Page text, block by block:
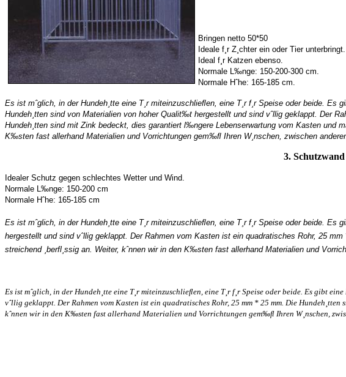
Bringen netto 50*50
Ideale f¸r Z¸chter ein oder Tier unterbringt.
Ideal f¸r Katzen ebenso.
Normale L‰nge: 150-200-300 cm.
Normale Hˆhe: 165-185 cm.
Es ist mˆglich, in der Hundeh¸tte eine T¸r miteinzuschlieﬂen, eine T¸r f¸r Speise oder beide.
Hundeh¸tten sind von Materialien von hoher Qualit‰t hergestellt und sind vˆllig geklappt. Der
Hundeh¸tten sind mit Zink bedeckt, dies garantiert l‰ngere Lebenserwartung vom Kasten und
K‰sten fast allerhand Materialien und Vorrichtungen gem‰ﬂ Ihren W¸nschen, zwischen
3. Schutzwand
Idealer Schutz gegen schlechtes Wetter und Wind.
Normale L‰nge: 150-200 cm
Normale Hˆhe: 165-185 cm
Es ist mˆglich, in der Hundeh¸tte eine T¸r miteinzuschlieﬂen, eine T¸r f¸r Speise oder beide.
hergestellt und sind vˆllig geklappt. Der Rahmen vom Kasten ist ein quadratisches Rohr, 25
streichend ¸berfl¸ssig an. Weiter, kˆnnen wir in den K‰sten fast allerhand Materialien und
Es ist mˆglich, in der Hundeh¸tte eine T¸r miteinzuschlieﬂen, eine T¸r f¸r Speise oder beide. Es
vˆllig geklappt. Der Rahmen vom Kasten ist ein quadratisches Rohr, 25 mm * 25 mm. Die
kˆnnen wir in den K‰sten fast allerhand Materialien und Vorrichtungen gem‰ﬂ Ihren W¸nschen,